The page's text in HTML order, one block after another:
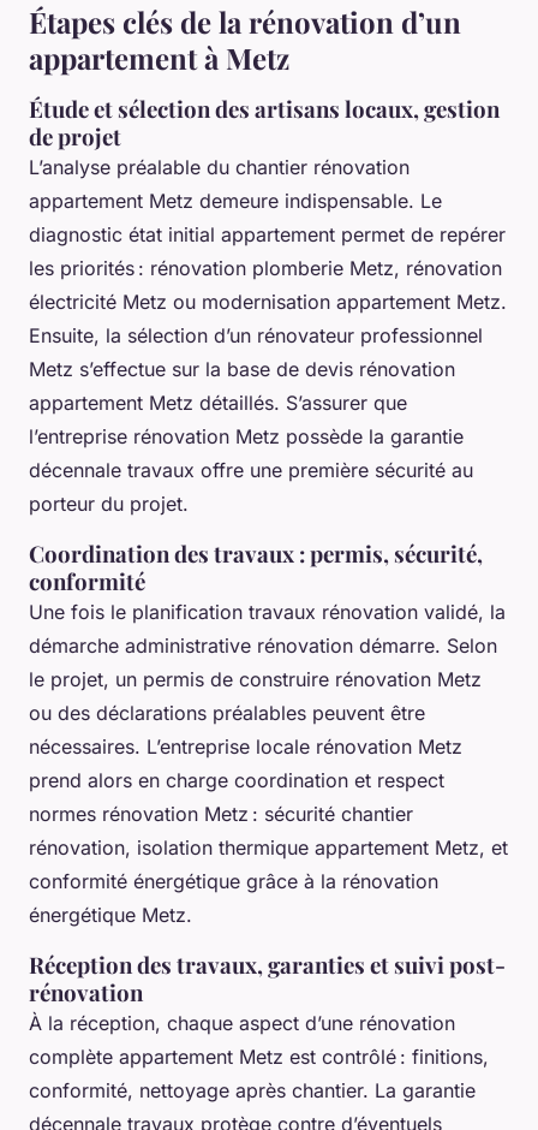
Étapes clés de la rénovation d’un
appartement à Metz
Étude et sélection des artisans locaux, gestion
de projet
L’analyse préalable du chantier rénovation
appartement Metz demeure indispensable. Le
diagnostic état initial appartement permet de repérer
les priorités : rénovation plomberie Metz, rénovation
électricité Metz ou modernisation appartement Metz.
Ensuite, la sélection d’un rénovateur professionnel
Metz s’effectue sur la base de devis rénovation
appartement Metz détaillés. S’assurer que
l’entreprise rénovation Metz possède la garantie
décennale travaux offre une première sécurité au
porteur du projet.
Coordination des travaux : permis, sécurité,
conformité
Une fois le planification travaux rénovation validé, la
démarche administrative rénovation démarre. Selon
le projet, un permis de construire rénovation Metz
ou des déclarations préalables peuvent être
nécessaires. L’entreprise locale rénovation Metz
prend alors en charge coordination et respect
normes rénovation Metz : sécurité chantier
rénovation, isolation thermique appartement Metz, et
conformité énergétique grâce à la rénovation
énergétique Metz.
Réception des travaux, garanties et suivi post-
rénovation
À la réception, chaque aspect d’une rénovation
complète appartement Metz est contrôlé : finitions,
conformité, nettoyage après chantier. La garantie
décennale travaux protège contre d’éventuels